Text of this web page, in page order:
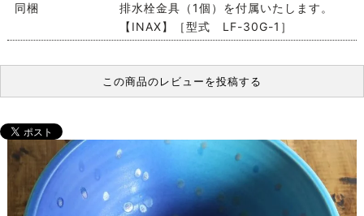
同梱
排水栓金具（1個）を付属いたします。
【INAX】［型式 LF-30G-1］
この商品のレビューを投稿する